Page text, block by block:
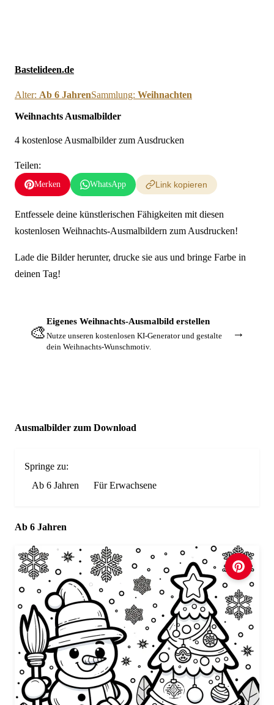
Bastelideen.de
Alter: Ab 6 JahrenSammlung: Weihnachten
Weihnachts Ausmalbilder
4 kostenlose Ausmalbilder zum Ausdrucken
Teilen:
Merken WhatsApp Link kopieren
Entfessele deine künstlerischen Fähigkeiten mit diesen
kostenlosen Weihnachts-Ausmalbildern zum Ausdrucken!
Lade die Bilder herunter, drucke sie aus und bringe Farbe in
deinen Tag!
🎨
Eigenes Weihnachts-Ausmalbild erstellen
Nutze unseren kostenlosen KI-Generator und gestalte
dein Weihnachts-Wunschmotiv.
→
Ausmalbilder zum Download
Springe zu:
Ab 6 Jahren
Für Erwachsene
Ab 6 Jahren